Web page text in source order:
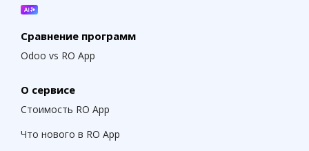
Сравнение программ
Odoo vs RO App
О сервисе
Стоимость RO App
Что нового в RO App